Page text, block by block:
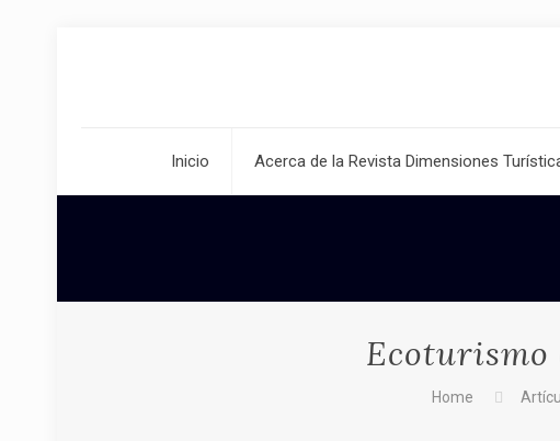
Inicio Acerca de la Revista Dimensiones
Ecoturismo
Home